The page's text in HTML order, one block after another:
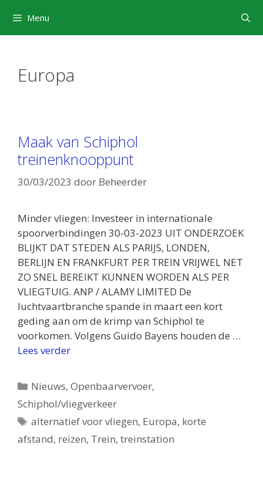
naar
de
Menu
Europa
Maak van Schiphol
treinenknooppunt
30/03/2023 door Beheerder
Minder vliegen: Investeer in internationale
spoorverbindingen 30-03-2023 UIT ONDERZOEK
BLIJKT DAT STEDEN ALS PARIJS, LONDEN,
BERLIJN EN FRANKFURT PER TREIN VRIJWEL NET
ZO SNEL BEREIKT KUNNEN WORDEN ALS PER
VLIEGTUIG. ANP / ALAMY LIMITED De
luchtvaartbranche spande in maart een kort
geding aan om de krimp van Schiphol te
voorkomen. Volgens Guido Bayens houden de …
Lees verder
Categorieën
Nieuws,Openbaarvervoer,
Schiphol/vliegverkeer
Tags
alternatief voor vliegen, Europa, korte
afstand, reizen, Trein, treinstation